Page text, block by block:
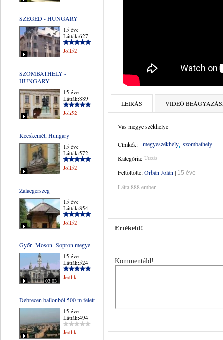
SZEGED - HUNGARY
15 éve
Látták:627
Joli52
SZOMBATHELY -
HUNGARY
15 éve
Látták:889
Joli52
Kecskemét, Hungary
15 éve
Látták:572
Joli52
Zalaegerszeg
15 éve
Látták:854
Joli52
Győr -Moson -Sopron megye
03:03
15 éve
Látták:524
Jedlik
Debrecen ballonból 500 m felett
15 éve
Látták:494
Jedlik
LEÍRÁS VIDEÓ
Vas megye székhelye
Címkék: megyeszékhely szombathely
Kategória: Utazás
Feltöltötte:Orbán Jolán | 15 éve
Látta 888 ember.
Értékeld!
Kommentáld!